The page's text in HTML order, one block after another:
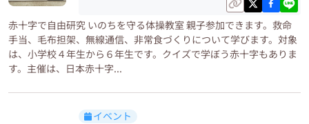
赤十字で自由研究 いのちを守る体操教室 親子参加できます。救命
手当、毛布担架、無線通信、非常食づくりについて学びます。対象
は、小学校４年生から６年生です。クイズで学ぼう赤十字もありま
す。主催は、日本赤十字...
イベント